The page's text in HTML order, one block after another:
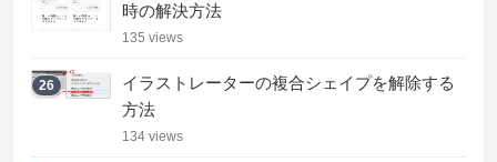
時の解決方法
135 views
26
イラストレーターの複合シェイプを解除する
方法
134 views